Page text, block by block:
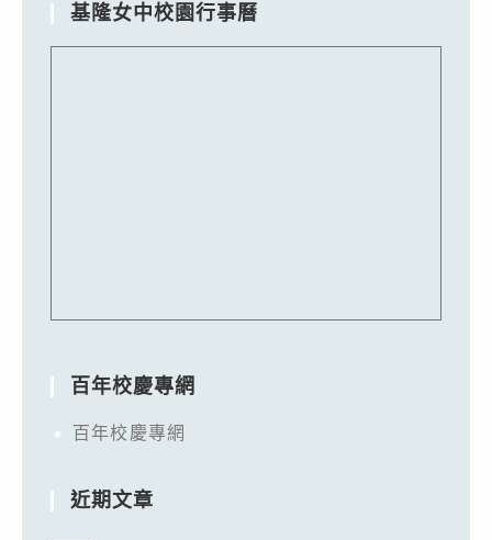
基隆女中校園行事曆
百年校慶專網
百年校慶專網
近期文章